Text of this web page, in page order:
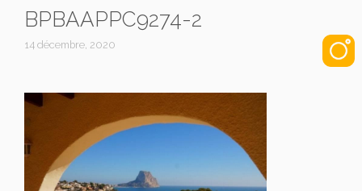
BPBAAPPC9274-2
14 décembre, 2020